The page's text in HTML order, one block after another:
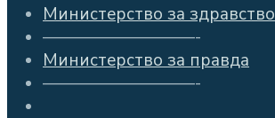
Министерство за здравство
—————————-
Министерство за правда
—————————-